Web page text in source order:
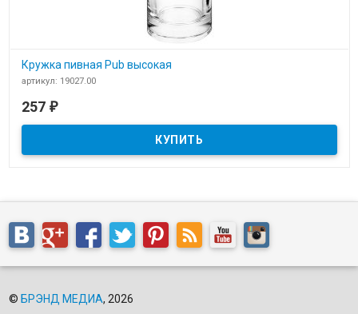
Кружка пивная Pub высокая
артикул: 19027.00
257 ₽
© БРЭНД МЕДИА, 2026